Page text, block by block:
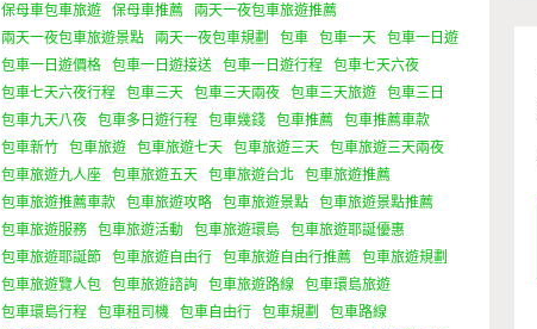
保母車包車旅遊
保母車推薦
兩天一夜包車旅遊推薦
兩天一夜包車旅遊景點
兩天一夜包車規劃 包車 包車一天
包車一日遊
包車一日遊價格
包車一日遊接送 包車一日遊行程
包車七天六夜
包車七天六夜行程
包車三天 包車三天兩夜 包車三天旅遊
包車三日
包車九天八夜
包車多日遊行程 包車幾錢 包車推薦
包車推薦車款
包車新竹
包車旅遊 包車旅遊七天 包車旅遊三天
包車旅遊三天兩夜
包車旅遊九人座
包車旅遊五天 包車旅遊台北
包車旅遊推薦
包車旅遊推薦車款
包車旅遊攻略 包車旅遊景點
包車旅遊景點推薦
包車旅遊服務
包車旅遊活動 包車旅遊環島
包車旅遊耶誕優惠
包車旅遊耶誕節
包車旅遊自由行 包車旅遊自由行推薦
包車旅遊規劃
包車旅遊覽人包
包車旅遊諮詢 包車旅遊路線
包車環島旅遊
包車環島行程
包車租司機 包車自由行 包車規劃
包車路線